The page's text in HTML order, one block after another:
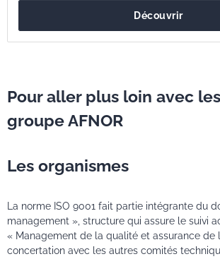
Découvrir
Pour aller plus loin avec
groupe AFNOR
Les organismes
La norme ISO 9001 fait partie intégrante du
management », structure qui assure le suivi
« Management de la qualité et assurance de
concertation avec les autres comités